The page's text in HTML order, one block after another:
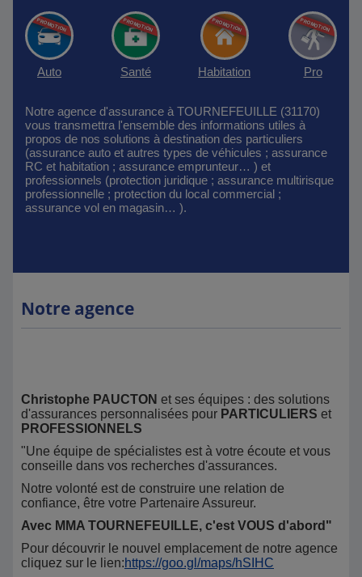
Auto Santé Habitation Pro
Notre agence d'assurance à TOURNEFEUILLE (31170)
vous transmettra l'ensemble des informations utiles à
propos de nos solutions à destination des particuliers
(assurance auto et autres types de véhicules ; assurance
RC et habitation ; assurance emprunteur… ) et
professionnels (protection juridique ; assurance multirisque
professionnelle ; protection du local commercial ;
assurance vol en magasin… ).
Notre agence
Christophe PAUCTON et ses équipes : des solutions
d'assurances personnalisées pour PARTICULIERS et
PROFESSIONNELS
"Une équipe de spécialistes est à votre écoute et vous
conseille dans vos recherches d'assurances.
Notre volonté est de construire une relation de
confiance, être votre Partenaire Assureur.
Avec MMA TOURNEFEUILLE, c'est VOUS d'abord"
Pour découvrir le nouvel emplacement de notre agence
cliquez sur le lien:https://goo.gl/maps/hSIHC